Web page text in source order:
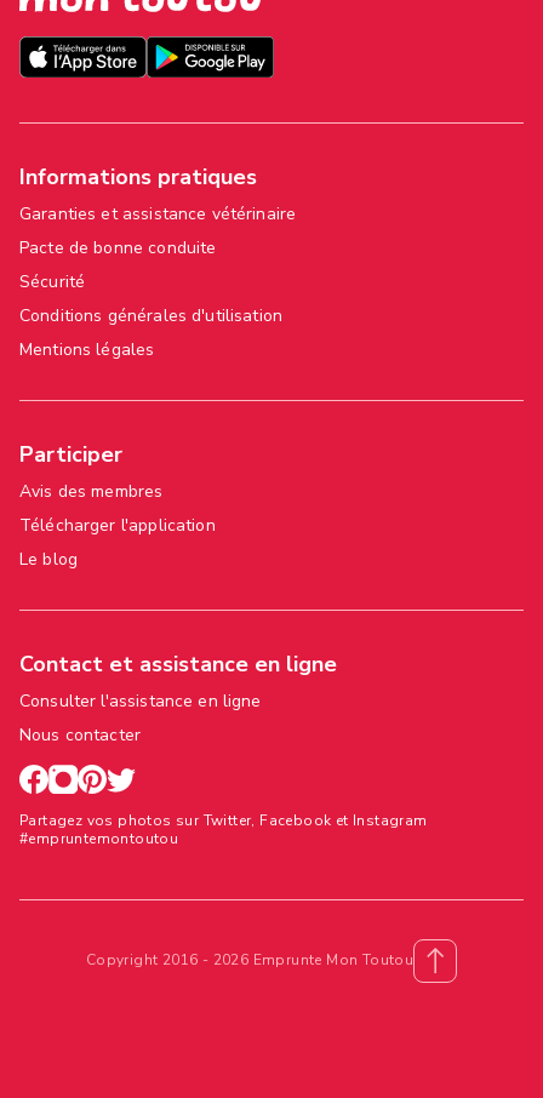
Informations pratiques
Garanties et assistance vétérinaire
Pacte de bonne conduite
Sécurité
Conditions générales d'utilisation
Mentions légales
Participer
Avis des membres
Télécharger l'application
Le blog
Contact et assistance en ligne
Consulter l'assistance en ligne
Nous contacter
Partagez vos photos sur Twitter, Facebook et Instagram
#empruntemontoutou
Copyright 2016 - 2026 Emprunte Mon Toutou